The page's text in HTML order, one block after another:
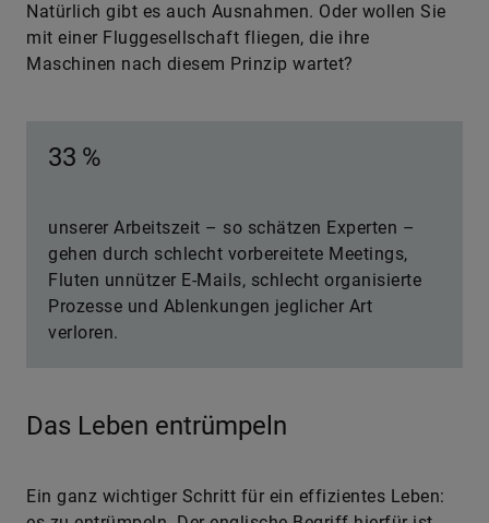
Natürlich gibt es auch Ausnahmen. Oder wollen Sie
mit einer Fluggesellschaft fliegen, die ihre
Maschinen nach diesem Prinzip wartet?
33 %
unserer Arbeitszeit – so schätzen Experten –
gehen durch schlecht vorbereitete Meetings,
Fluten unnützer E-Mails, schlecht organisierte
Prozesse und Ablenkungen jeglicher Art
verloren.
Das Leben entrümpeln
Ein ganz wichtiger Schritt für ein effizientes Leben: